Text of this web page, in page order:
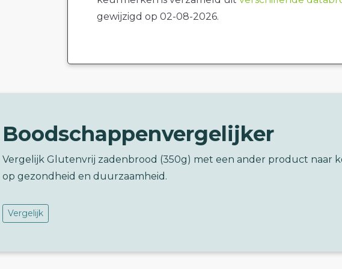
gewijzigd op 02-08-2026.
Boodschappenvergelijker
Vergelijk Glutenvrij zadenbrood (350g) met een ander product naar
op gezondheid en duurzaamheid.
Vergelijk